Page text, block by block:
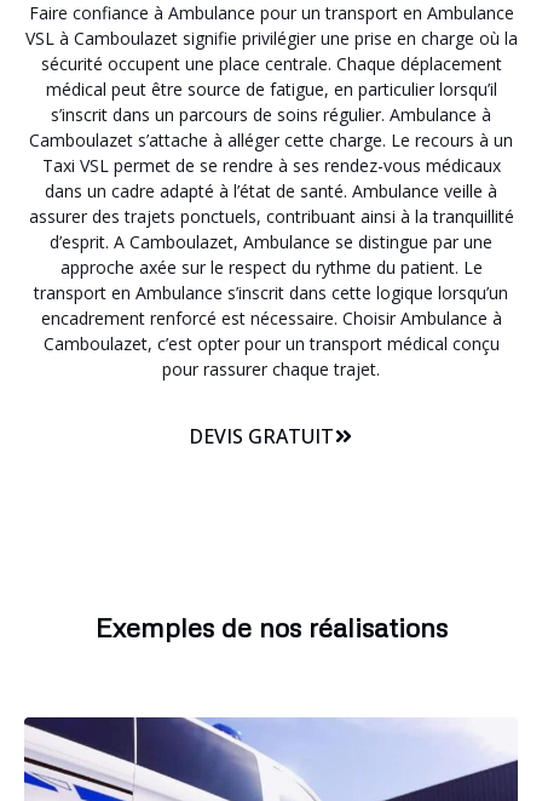
Faire confiance à Ambulance pour un transport en Ambulance
VSL à Camboulazet signifie privilégier une prise en charge où la
sécurité occupent une place centrale. Chaque déplacement
médical peut être source de fatigue, en particulier lorsqu’il
s’inscrit dans un parcours de soins régulier. Ambulance à
Camboulazet s’attache à alléger cette charge. Le recours à un
Taxi VSL permet de se rendre à ses rendez-vous médicaux
dans un cadre adapté à l’état de santé. Ambulance veille à
assurer des trajets ponctuels, contribuant ainsi à la tranquillité
d’esprit. A Camboulazet, Ambulance se distingue par une
approche axée sur le respect du rythme du patient. Le
transport en Ambulance s’inscrit dans cette logique lorsqu’un
encadrement renforcé est nécessaire. Choisir Ambulance à
Camboulazet, c’est opter pour un transport médical conçu
pour rassurer chaque trajet.
DEVIS GRATUIT
Exemples de nos réalisations